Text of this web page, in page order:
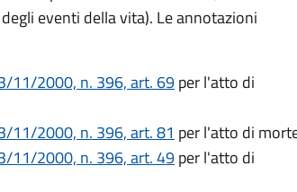
eventi della vita). Le annotazioni
11/2000, n. 396, art. 69per l'atto di
11/2000, n. 396, art. 81 per l'atto di
11/2000, n. 396, art. 49per l'atto di